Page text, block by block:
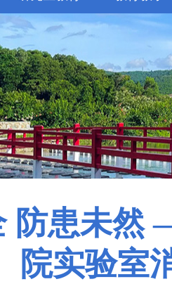
防患未然
院实验室